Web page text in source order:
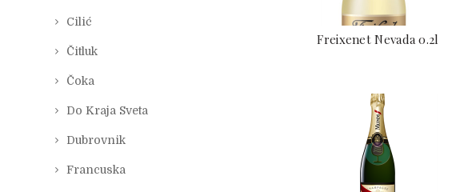
Freixenet Nevada 0.2l
Cilić
Čitluk
Čoka
Do Kraja Sveta
Dubrovnik
Francuska